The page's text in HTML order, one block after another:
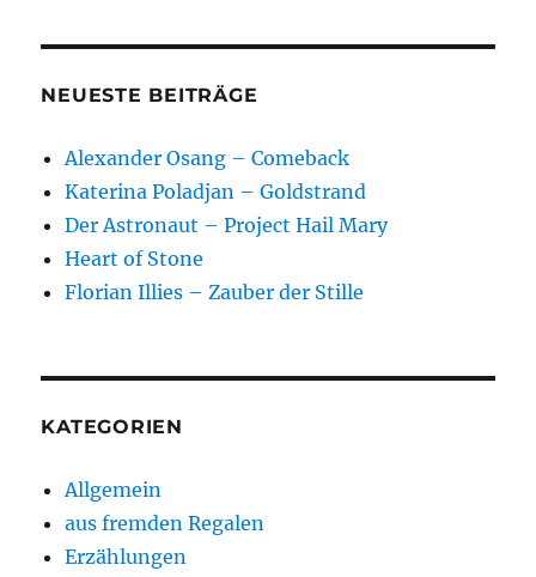
NEUESTE BEITRÄGE
Alexander Osang – Comeback
Katerina Poladjan – Goldstrand
Der Astronaut – Project Hail Mary
Heart of Stone
Florian Illies – Zauber der Stille
KATEGORIEN
Allgemein
aus fremden Regalen
Erzählungen